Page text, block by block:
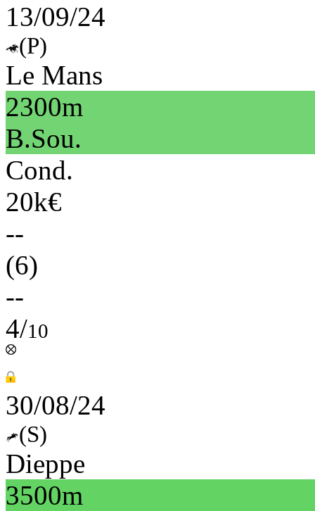
13/09/24
(P)
Le Mans
2300m
B.Sou.
Cond.
20k€
--
(6)
--
4/10
30/08/24
(S)
Dieppe
3500m